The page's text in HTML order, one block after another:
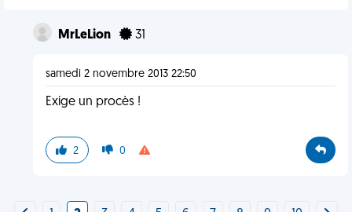
MrLeLion 31
samedi 2 novembre 2013 22:50
Exige un procès !
2 0